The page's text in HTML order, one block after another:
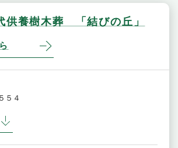
養樹木葬 「結びの丘」
５４